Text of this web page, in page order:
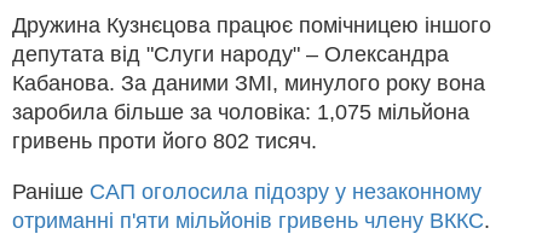
Дружина Кузнєцова працює помічницею іншого
депутата від "Слуги народу" – Олександра
Кабанова. За даними ЗМІ, минулого року вона
заробила більше за чоловіка: 1,075 мільйона
гривень проти його 802 тисяч.
Раніше САП оголосила підозру у незаконному
отриманні п'яти мільйонів гривень члену ВККС.